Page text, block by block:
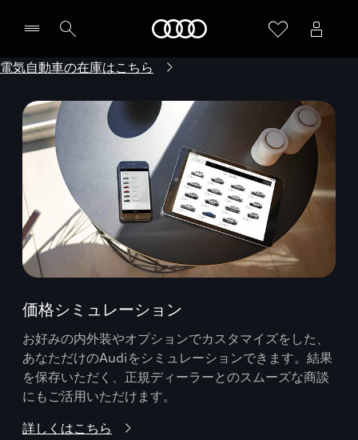
電気自動車の在庫はこちら
価格シミュレーション
お好みの内外装やオプションでカスタマイズをした、
あなただけのAudiをシミュレーションできます。結果
を保存いただく、正規ディーラーとのスムーズな商談
にもご活用いただけます。
詳しくはこちら